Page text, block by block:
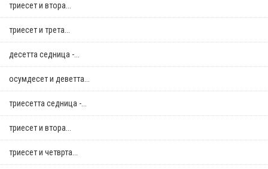
триесет и втора...
триесет и трета...
десетта седница -...
осумдесет и деветта...
триесетта седница -...
триесет и втора...
триесет и четврта...